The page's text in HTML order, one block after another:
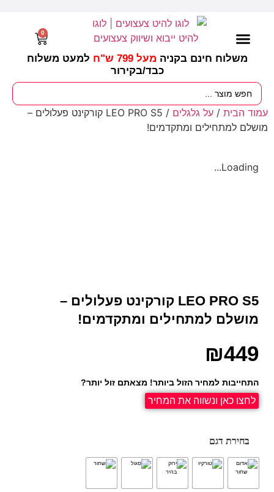
משלוח חינם בקניה מעל 799 ש"ח
למעט משלוח
כבד/בקירור
0
עמוד הבית / על גלגלים
/ LEO PRO S5 קורקינט פעלולים –
מושלם למתחילים ומתקדמים!
Loading...
LEO PRO S5 קורקינט פעלולים –
מושלם למתחילים ומתקדמים!
₪449
התחייבות למחיר הזול ביותר! מצאתם זול יותר?
לחצו כאן ונשווה את המחיר
בחירת דגם